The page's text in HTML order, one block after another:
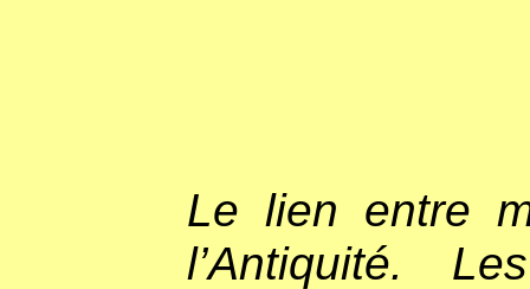
Le lien entre
l’Antiquité.